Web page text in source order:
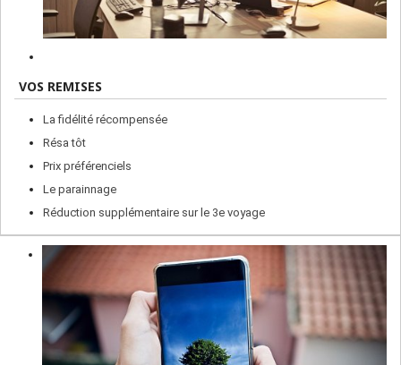
VOS REMISES
La fidélité récompensée
Résa tôt
Prix préférenciels
Le parainnage
Réduction supplémentaire sur le 3e voyage